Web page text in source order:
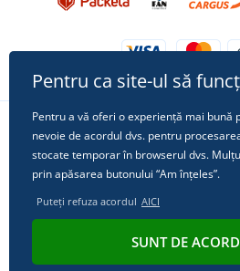
Urmărește-ne pe
© 2011 - 2026, Dual Trade s.r.o. | Din
Pentru ca site-ul să
Pentru a vă oferi o experiență mai bună
nevoie de acordul dvs. pentru
stocate temporar în browserul dvs.
prin apăsarea butonului “Am înțeles”.
Puteți refuza acordul AICI
SUNT DE ACORD